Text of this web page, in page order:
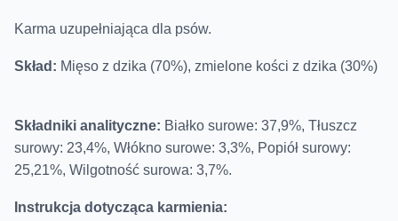
Karma uzupełniająca dla psów.
Skład: Mięso z dzika (70%), zmielone kości z dzika (30%)
Składniki analityczne: Białko surowe: 37,9%, Tłuszcz
surowy: 23,4%, Włókno surowe: 3,3%, Popiół surowy:
25,21%, Wilgotność surowa: 3,7%.
Instrukcja dotycząca karmienia: